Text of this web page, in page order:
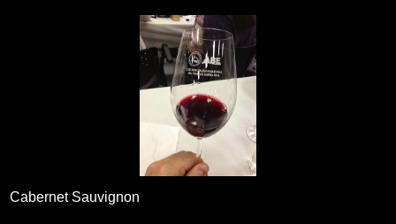
Cabernet Sauvignon